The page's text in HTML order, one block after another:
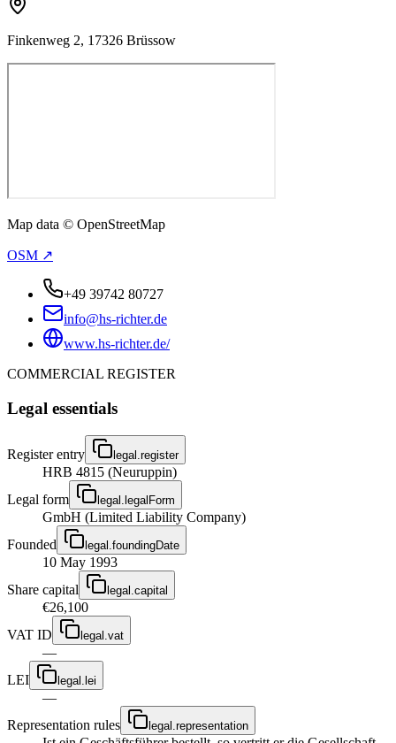
Finkenweg 2, 17326 Brüssow
Map data © OpenStreetMap
OSM ↗
+49 39742 80727
info@hs-richter.de
www.hs-richter.de/
COMMERCIAL REGISTER
Legal essentials
Register entry legal.register
HRB 4815 (Neuruppin)
Legal form
legal.legalForm
GmbH (Limited Liability Company)
Founded
legal.foundingDate
10 May 1993
Share capital
legal.capital
€26,100
VAT ID
legal.vat
—
LEI
legal.lei
—
Representation rules
legal.representation